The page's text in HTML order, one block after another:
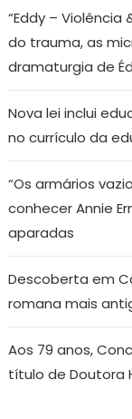
“Eddy –
do trauma, as
dramaturgia de
Nova lei inclui
no currículo da
“Os armários
conhecer Annie
aparadas
Descoberta em
romana mais
Aos 79 anos,
título de Doutora